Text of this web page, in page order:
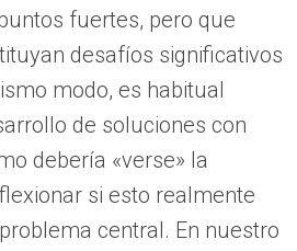
fuertes, pero que
desafíos significativos
modo, es habitual
de soluciones con
debería «verse» la
si esto realmente
central. En nuestro